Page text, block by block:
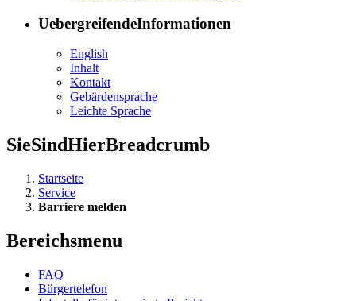
UebergreifendeInformationen
English
In­halt
Kon­takt
Ge­bär­den­spra­che
Leich­te Spra­che
SieSindHierBreadcrumb
Startseite
Service
Barriere melden
Bereichsmenu
FAQ
Bür­ger­te­le­fon